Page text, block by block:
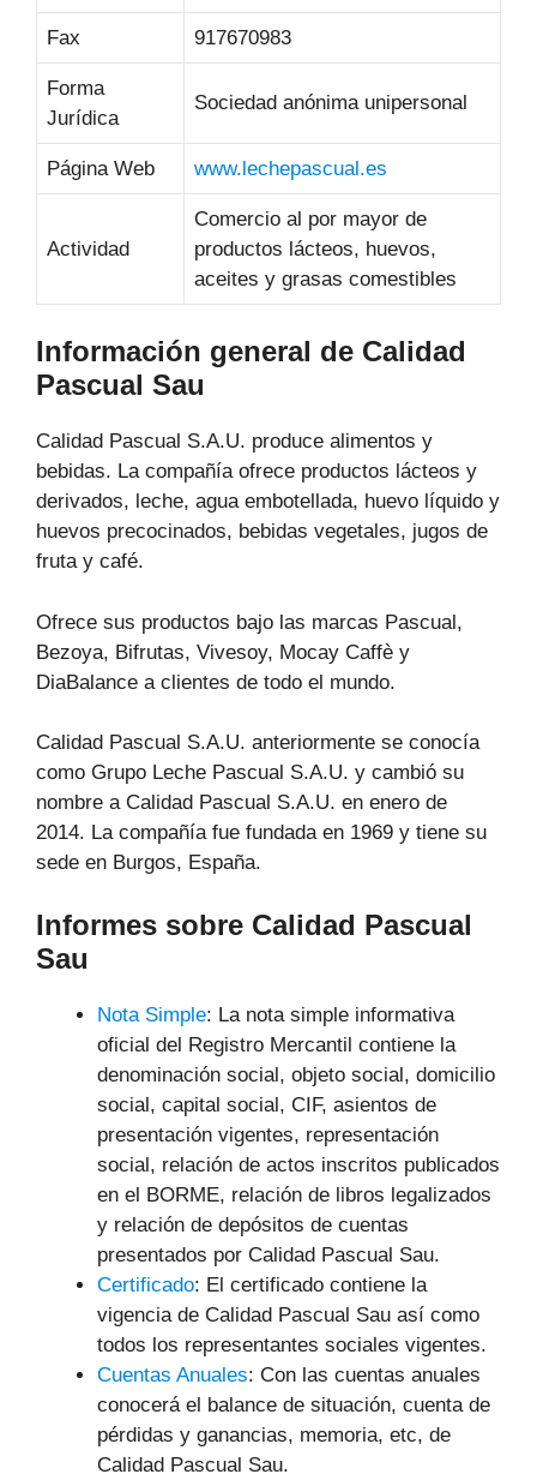
Fax 917670983
Forma
Jurídica
Sociedad anónima unipersonal
Página Web www.lechepascual.es
Actividad
Comercio al por mayor de
productos lácteos, huevos,
aceites y grasas comestibles
Información general de Calidad
Pascual Sau
Calidad Pascual S.A.U. produce alimentos y
bebidas. La compañía ofrece productos lácteos y
derivados, leche, agua embotellada, huevo líquido y
huevos precocinados, bebidas vegetales, jugos de
fruta y café.
Ofrece sus productos bajo las marcas Pascual,
Bezoya, Bifrutas, Vivesoy, Mocay Caffè y
DiaBalance a clientes de todo el mundo.
Calidad Pascual S.A.U. anteriormente se conocía
como Grupo Leche Pascual S.A.U. y cambió su
nombre a Calidad Pascual S.A.U. en enero de
2014. La compañía fue fundada en 1969 y tiene su
sede en Burgos, España.
Informes sobre Calidad Pascual
Sau
Nota Simple: La nota simple informativa
oficial del Registro Mercantil contiene la
denominación social, objeto social, domicilio
social, capital social, CIF, asientos de
presentación vigentes, representación
social, relación de actos inscritos publicados
en el BORME, relación de libros legalizados
y relación de depósitos de cuentas
presentados por Calidad Pascual Sau.
Certificado: El certificado contiene la
vigencia de Calidad Pascual Sau así como
todos los representantes sociales vigentes.
Cuentas Anuales: Con las cuentas anuales
conocerá el balance de situación, cuenta de
pérdidas y ganancias, memoria, etc, de
Calidad Pascual Sau.